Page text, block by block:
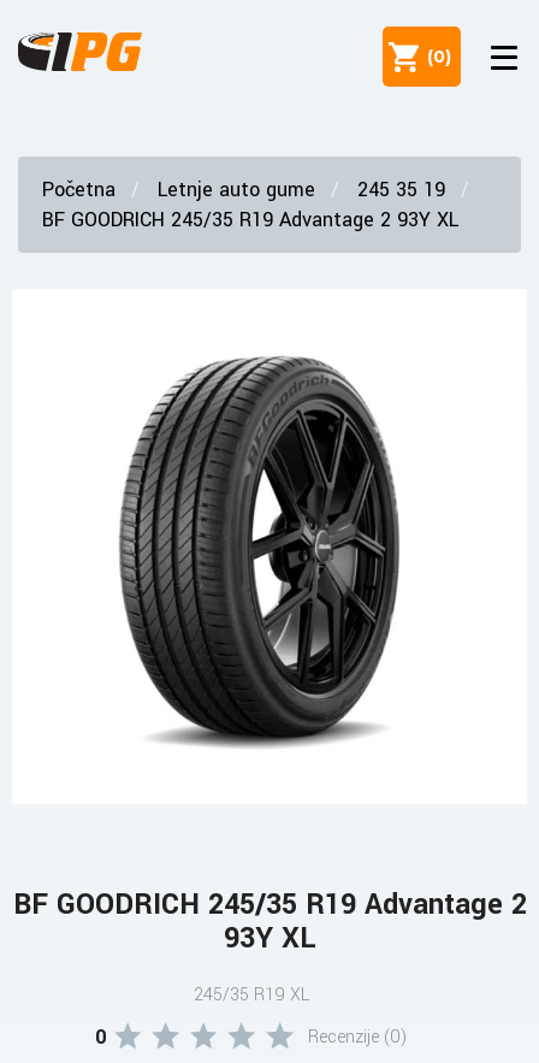
(0)
Početna Letnje auto gume
245 35 19
BF GOODRICH 245/35 R19 Advantage 2 93Y XL
BF GOODRICH 245/35 R19 Advantage 2
93Y XL
245/35 R19 XL
0 Recenzije (0)